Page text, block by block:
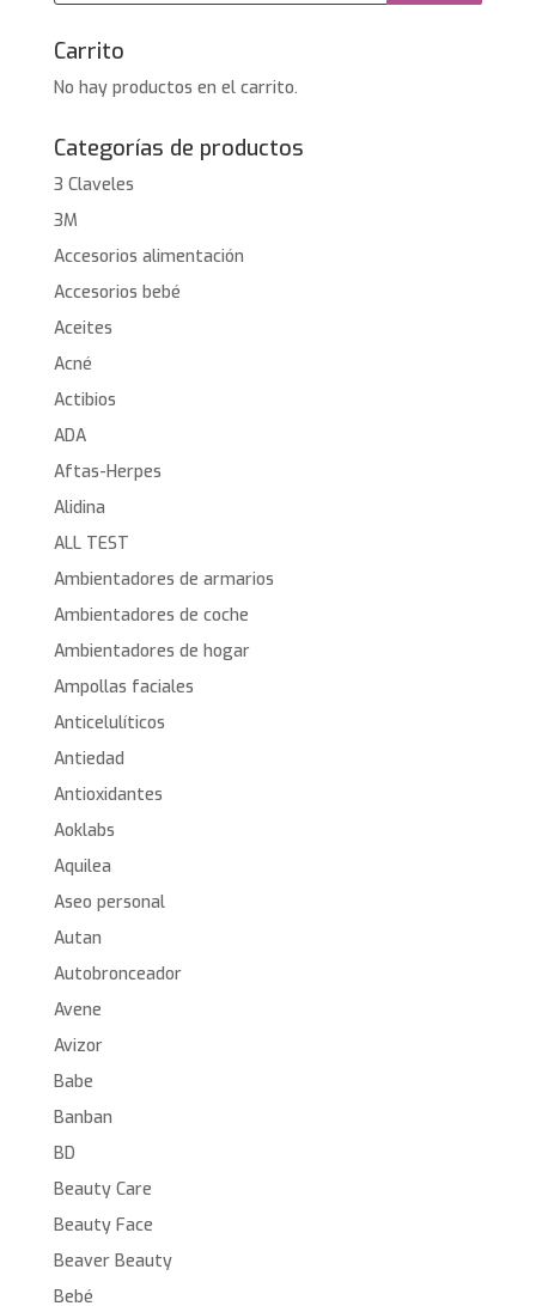
Carrito
No hay productos en el carrito.
Categorías de productos
3 Claveles
3M
Accesorios alimentación
Accesorios bebé
Aceites
Acné
Actibios
ADA
Aftas-Herpes
Alidina
ALL TEST
Ambientadores de armarios
Ambientadores de coche
Ambientadores de hogar
Ampollas faciales
Anticelulíticos
Antiedad
Antioxidantes
Aoklabs
Aquilea
Aseo personal
Autan
Autobronceador
Avene
Avizor
Babe
Banban
BD
Beauty Care
Beauty Face
Beaver Beauty
Bebé